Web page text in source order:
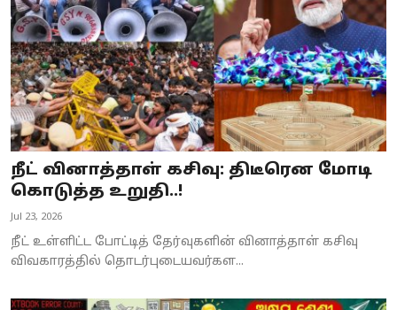
நீட் வினாத்தாள் கசிவு: திடீரென மோடி
கொடுத்த உறுதி..!
Jul 23, 2026
நீட் உள்ளிட்ட போட்டித் தேர்வுகளின் வினாத்தாள் கசிவு
விவகாரத்தில் தொடர்புடையவர்கள...